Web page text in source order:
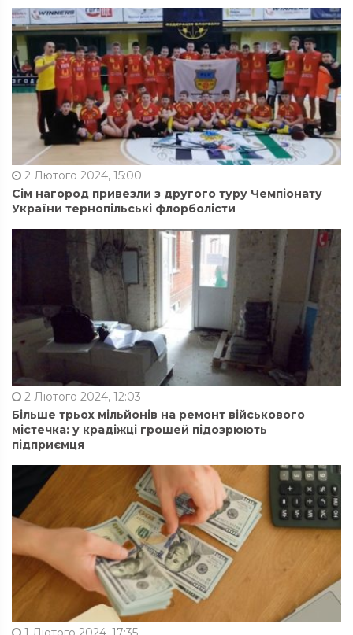
2 Лютого 2024, 15:00
Сім нагород привезли з другого туру Чемпіонату
України тернопільські флорболісти
2 Лютого 2024, 12:03
Більше трьох мільйонів на ремонт військового
містечка: у крадіжці грошей підозрюють
підприємця